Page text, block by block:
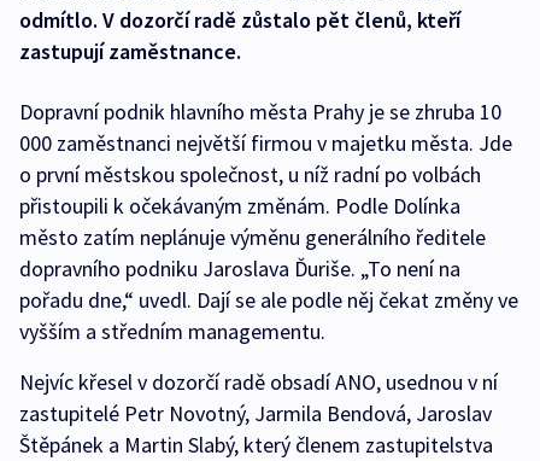
odmítlo. V dozorčí radě zůstalo pět členů, kteří
zastupují zaměstnance.
Dopravní podnik hlavního města Prahy je se zhruba 10
000 zaměstnanci největší firmou v majetku města. Jde
o první městskou společnost, u níž radní po volbách
přistoupili k očekávaným změnám. Podle Dolínka
město zatím neplánuje výměnu generálního ředitele
dopravního podniku Jaroslava Ďuriše. „To není na
pořadu dne,“ uvedl. Dají se ale podle něj čekat změny ve
vyšším a středním managementu.
Nejvíc křesel v dozorčí radě obsadí ANO, usednou v ní
zastupitelé Petr Novotný, Jarmila Bendová, Jaroslav
Štěpánek a Martin Slabý, který členem zastupitelstva